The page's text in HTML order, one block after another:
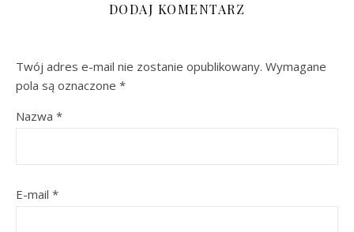
DODAJ KOMENTARZ
Twój adres e-mail nie zostanie opublikowany. Wymagane
pola są oznaczone *
Nazwa *
E-mail *